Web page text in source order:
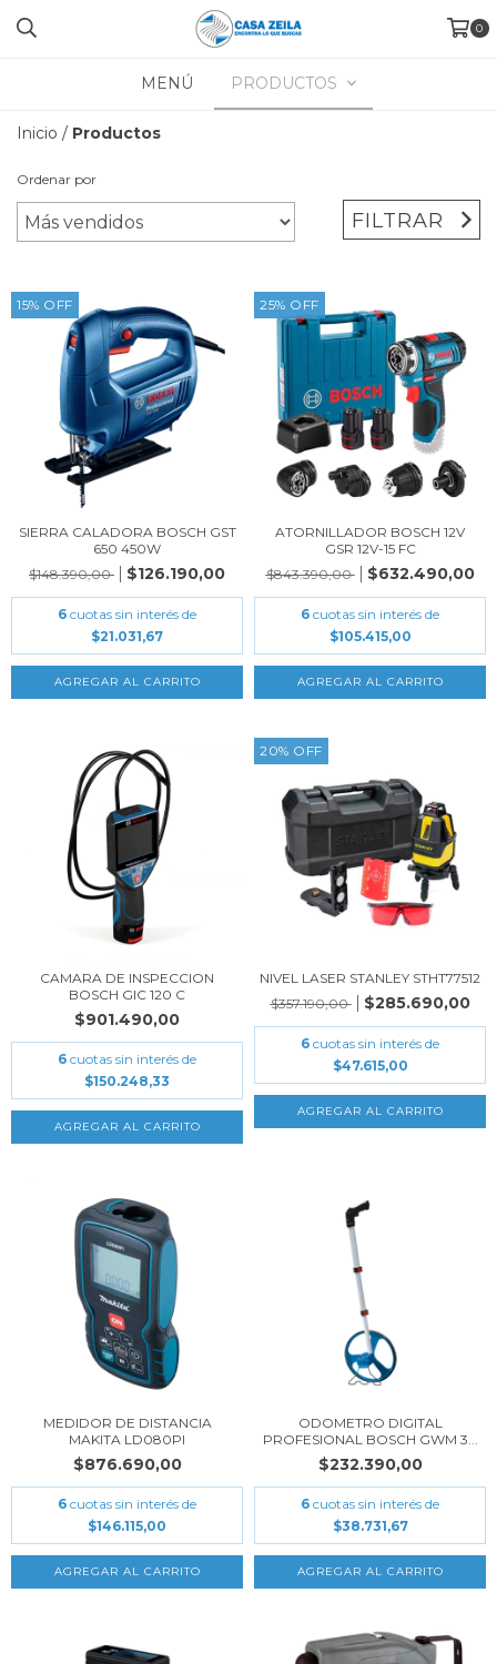
0
MENÚ PRODUCTOS
Inicio / Productos
Ordenar por
FILTRAR
15% OFF
SIERRA CALADORA BOSCH GST
650 450W
$148.390,00
$126.190,00
6 cuotas sin interés de
$21.031,67
25% OFF
ATORNILLADOR BOSCH 12V
GSR 12V-15 FC
$843.390,00
$632.490,00
6 cuotas sin interés de
$105.415,00
CAMARA DE INSPECCION
BOSCH GIC 120 C
$901.490,00
6 cuotas sin interés de
$150.248,33
20% OFF
NIVEL LASER STANLEY STHT77512
$357.190,00
$285.690,00
6 cuotas sin interés de
$47.615,00
MEDIDOR DE DISTANCIA
MAKITA LD080PI
$876.690,00
6 cuotas sin interés de
$146.115,00
ODOMETRO DIGITAL
PROFESIONAL BOSCH GWM 3...
$232.390,00
6 cuotas sin interés de
$38.731,67